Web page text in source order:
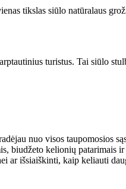
tikslas siūlo natūralaus
turistus. Tai siūlo
nuo visos taupomosios
biudžeto kelionių patarimais
ar išsiaiškinti, kaip keliauti